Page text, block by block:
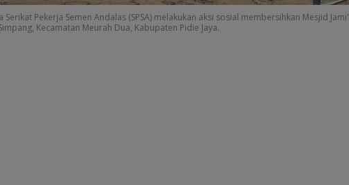
Pekerja Semen Andalas (SPSA) melakukan aksi sosial membersihkan Mesjid Jami'
Kecamatan Meurah Dua, Kabupaten Pidie Jaya.